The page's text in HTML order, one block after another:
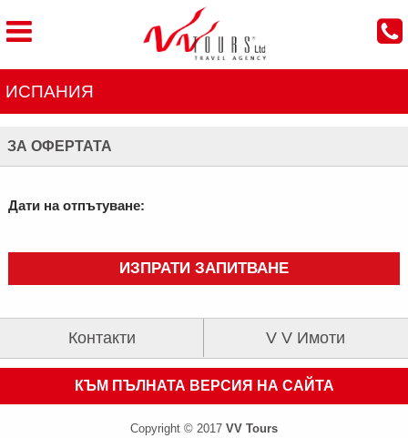
ИСПАНИЯ
ЗА ОФЕРТАТА
Дати на отпътуване:
ИЗПРАТИ ЗАПИТВАНЕ
Контакти V V Имоти
КЪМ ПЪЛНАТА ВЕРСИЯ НА САЙТА
Copyright © 2017 VV Tours